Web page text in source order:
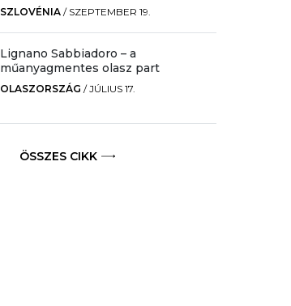
SZLOVÉNIA / SZEPTEMBER 19.
Lignano Sabbiadoro – a
műanyagmentes olasz part
OLASZORSZÁG /JÚLIUS 17.
ÖSSZES CIKK